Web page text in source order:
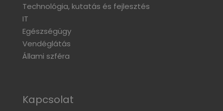
Technológia, kutatás és fejlesztés
IT
Egészségügy
Vendéglátás
Állami szféra
Kapcsolat